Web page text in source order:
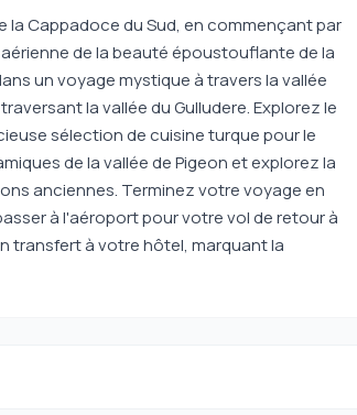
la Cappadoce du Sud, en commençant par
de la beauté époustouflante de la
un voyage mystique à travers la vallée
la vallée du Gulludere. Explorez le
sélection de cuisine turque pour le
de la vallée de Pigeon et explorez la
anciennes. Terminez votre voyage en
à l'aéroport pour votre vol de retour à
transfert à votre hôtel, marquant la